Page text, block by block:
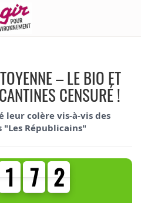
– LE BIO ET
CENSURÉ !
leur colère vis-à-vis des
Républicains"
1
6
1 7
6
7 2
6
2